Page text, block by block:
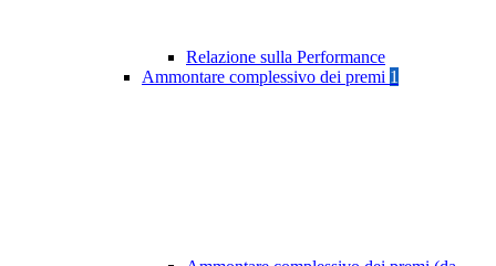
Relazione sulla Performance
Ammontare complessivo dei premi 1